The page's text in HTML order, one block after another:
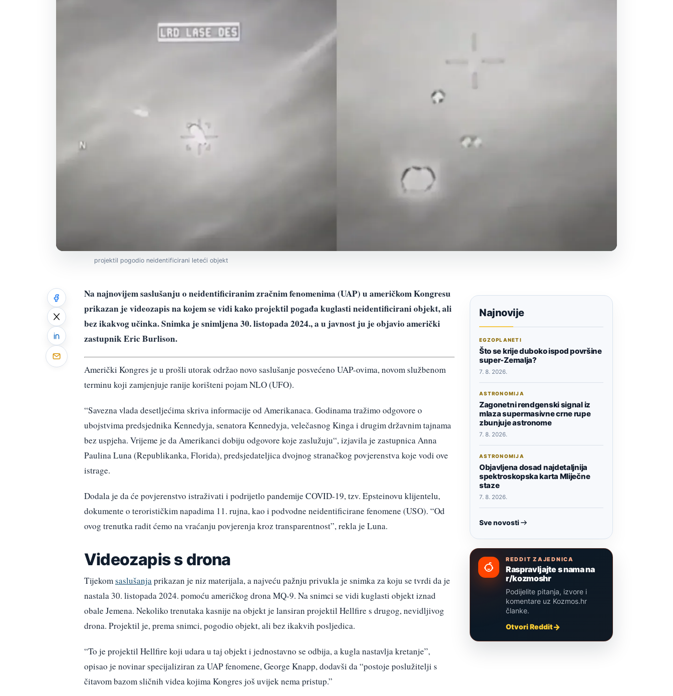
projektil pogodio neidentificirani leteći objekt
Na najnovijem saslušanju o neidentificiranim zračnim fenomenima (UAP) u američkom Kongresu
prikazan je videozapis na kojem se vidi kako projektil pogađa kuglasti neidentificirani objekt, ali
bez ikakvog učinka. Snimka je snimljena 30. listopada 2024., a u javnost ju je objavio američki
zastupnik Eric Burlison.
Američki Kongres je u prošli utorak održao novo saslušanje posvećeno UAP-ovima, novom službenom
terminu koji zamjenjuje ranije korišteni pojam NLO (UFO).
“Savezna vlada desetljećima skriva informacije od Amerikanaca. Godinama tražimo odgovore o
ubojstvima predsjednika Kennedyja, senatora Kennedyja, velečasnog Kinga i drugim državnim tajnama
bez uspjeha. Vrijeme je da Amerikanci dobiju odgovore koje zaslužuju“, izjavila je zastupnica Anna
Paulina Luna (Republikanka, Florida), predsjedateljica dvojnog stranačkog povjerenstva koje vodi ove
istrage.
Dodala je da će povjerenstvo istraživati i podrijetlo pandemije COVID-19, tzv. Epsteinovu klijentelu,
dokumente o terorističkim napadima 11. rujna, kao i podvodne neidentificirane fenomene (USO). “Od
ovog trenutka radit ćemo na vraćanju povjerenja kroz transparentnost”, rekla je Luna.
Videozapis s drona
Tijekomsaslušanjaprikazan je niz materijala, a najveću pažnju privukla je snimka za koju se tvrdi da je
nastala 30. listopada 2024. pomoću američkog drona MQ-9. Na snimci se vidi kuglasti objekt iznad
obale Jemena. Nekoliko trenutaka kasnije na objekt je lansiran projektil Hellfire s drugog, nevidljivog
drona. Projektil je, prema snimci, pogodio objekt, ali bez ikakvih posljedica.
“To je projektil Hellfire koji udara u taj objekt i jednostavno se odbija, a kugla nastavlja kretanje”,
opisao je novinar specijaliziran za UAP fenomene, George Knapp, dodavši da “postoje poslužitelji s
čitavom bazom sličnih videa kojima Kongres još uvijek nema pristup.”
Najnovije
EGZOPLANETI
Što se krije duboko ispod površine
super-Zemalja?
7. 8. 2026.
ASTRONOMIJA
Zagonetni rendgenski signal iz
mlaza supermasivne crne rupe
zbunjuje astronome
7. 8. 2026.
ASTRONOMIJA
Objavljena dosad najdetaljnija
spektroskopska karta Mliječne
staze
7. 8. 2026.
Sve novosti
REDDIT ZAJEDNICA
Raspravljajte s nama na
r/kozmoshr
Podijelite pitanja, izvore i
komentare uz Kozmos.hr
članke.
Otvori Reddit